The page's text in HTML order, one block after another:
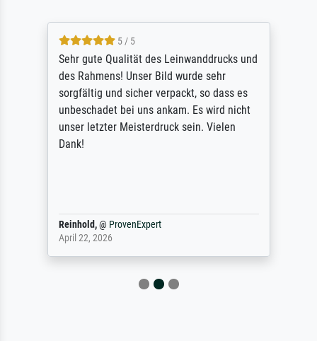
5 / 5
Sehr gute Qualität des Leinwanddrucks und
des Rahmens! Unser Bild wurde sehr
sorgfältig und sicher verpackt, so dass es
unbeschadet bei uns ankam. Es wird nicht
unser letzter Meisterdruck sein. Vielen
Dank!
Reinhold,@ ProvenExpert
April 22, 2026